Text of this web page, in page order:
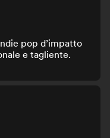
pop d’impatto
e tagliente.